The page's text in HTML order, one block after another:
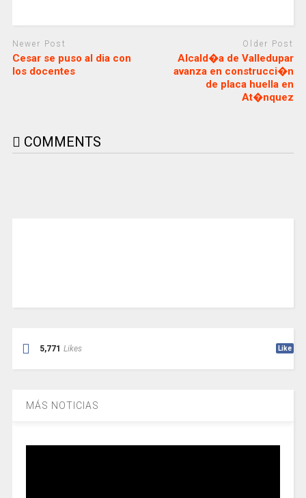
Newer Post
Cesar se puso al dia con
los docentes
Older Post
Alcald�a de Valledupar
avanza en construcci�n
de placa huella en
At�nquez
COMMENTS
5,771 Likes Like
MÁS NOTICIAS